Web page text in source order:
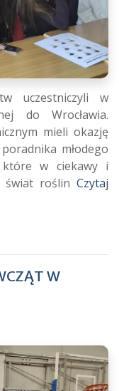
uczestniczyli w
do Wrocławia.
mieli okazję
młodego
które w ciekawy i
świat roślin Czytaj
W